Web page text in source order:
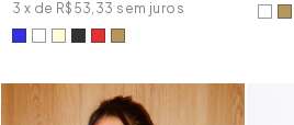
3 x de R$53,33 sem juros